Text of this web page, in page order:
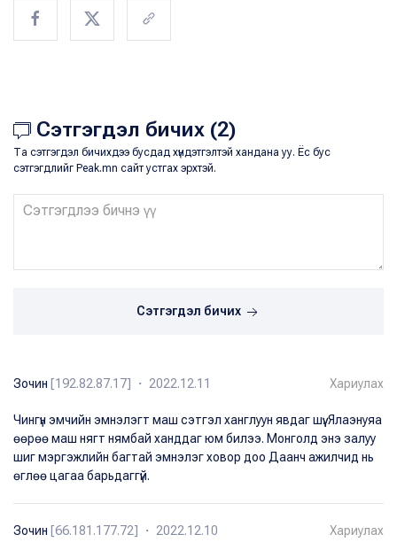
Сэтгэгдэл бичих (2)
Та сэтгэгдэл бичихдээ бусдад хүндэтгэлтэй хандана уу. Ёс бус
сэтгэгдлийг Peak.mn сайт устгах эрхтэй.
Сэтгэгдэл бичих
Зочин [192.82.87.17] ・ 2022.12.11 Хариулах
Чингүн эмчийн эмнэлэгт маш сэтгэл ханглуун явдаг шүү. Ялаэнуяа
өөрөө маш нягт нямбай ханддаг юм билээ. Монголд энэ залуу
шиг мэргэжлийн багтай эмнэлэг ховор доо Даанч ажилчид нь
өглөө цагаа барьдаггүй.
Зочин [66.181.177.72] ・ 2022.12.10 Хариулах